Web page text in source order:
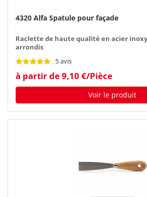
4320 Alfa Spatule pour façade
Raclette de haute qualité en acier
arrondis
5 avis
à partir de 9,10 €/Pièce
Voir le produit